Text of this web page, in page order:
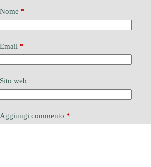
Nome *
Email *
Sito web
Aggiungi commento *